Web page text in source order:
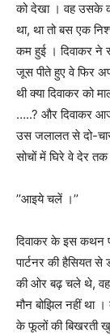
को देखा । वह उसके
था, था तो बस एक
कम हुई । दिवाकर ने
जूस पीते हुए वे फिर
थी क्या दिवाकर को
…..? और दिवाकर
उस जलालत से दो-
सोचों में घिरे वे देर
’’आइये चलें ।’’
दिवाकर के इस कथन
पार्टनर की हैसियत
की ओर बढ़ चले थे,
मौन बोझिल नहीं था ।
के फूलों की बिखरती